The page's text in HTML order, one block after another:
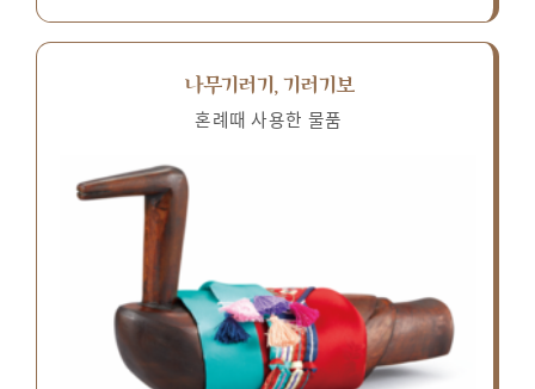
나무기러기, 기러기보
혼례때 사용한 물품